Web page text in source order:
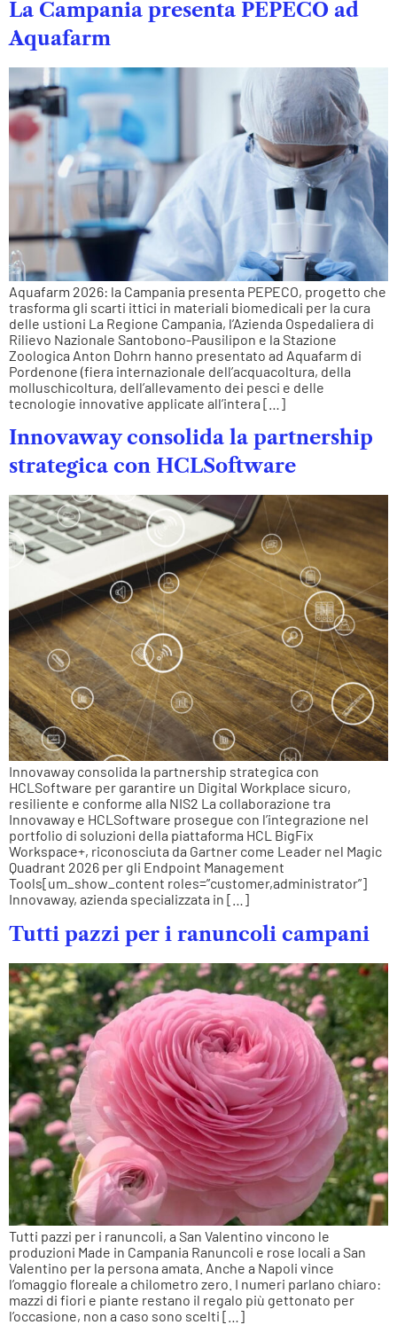
La Campania presenta PEPECO ad
Aquafarm
Aquafarm 2026: la Campania presenta PEPECO, progetto che
trasforma gli scarti ittici in materiali biomedicali per la cura
delle ustioni La Regione Campania, l’Azienda Ospedaliera di
Rilievo Nazionale Santobono-Pausilipon e la Stazione
Zoologica Anton Dohrn hanno presentato ad Aquafarm di
Pordenone (fiera internazionale dell’acquacoltura, della
molluschicoltura, dell’allevamento dei pesci e delle
tecnologie innovative applicate all’intera […]
Innovaway consolida la partnership
strategica con HCLSoftware
Innovaway consolida la partnership strategica con
HCLSoftware per garantire un Digital Workplace sicuro,
resiliente e conforme alla NIS2 La collaborazione tra
Innovaway e HCLSoftware prosegue con l’integrazione nel
portfolio di soluzioni della piattaforma HCL BigFix
Workspace+, riconosciuta da Gartner come Leader nel Magic
Quadrant 2026 per gli Endpoint Management
Tools[um_show_content roles=”customer,administrator”]
Innovaway, azienda specializzata in […]
Tutti pazzi per i ranuncoli campani
Tutti pazzi per i ranuncoli, a San Valentino vincono le
produzioni Made in Campania Ranuncoli e rose locali a San
Valentino per la persona amata. Anche a Napoli vince
l’omaggio floreale a chilometro zero. I numeri parlano chiaro:
mazzi di fiori e piante restano il regalo più gettonato per
l’occasione, non a caso sono scelti […]